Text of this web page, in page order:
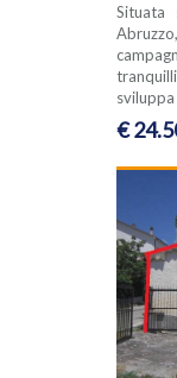
Situata
sviluppa
€